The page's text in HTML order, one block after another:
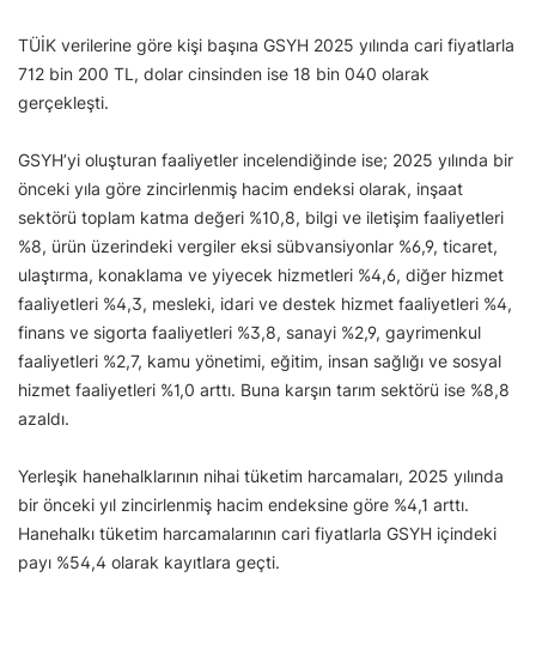
TÜİK verilerine göre kişi başına GSYH 2025 yılında cari fiyatlarla
712 bin 200 TL, dolar cinsinden ise 18 bin 040 olarak
gerçekleşti.
GSYH’yi oluşturan faaliyetler incelendiğinde ise; 2025 yılında bir
önceki yıla göre zincirlenmiş hacim endeksi olarak, inşaat
sektörü toplam katma değeri %10,8, bilgi ve iletişim faaliyetleri
%8, ürün üzerindeki vergiler eksi sübvansiyonlar %6,9, ticaret,
ulaştırma, konaklama ve yiyecek hizmetleri %4,6, diğer hizmet
faaliyetleri %4,3, mesleki, idari ve destek hizmet faaliyetleri %4,
finans ve sigorta faaliyetleri %3,8, sanayi %2,9, gayrimenkul
faaliyetleri %2,7, kamu yönetimi, eğitim, insan sağlığı ve sosyal
hizmet faaliyetleri %1,0 arttı. Buna karşın tarım sektörü ise %8,8
azaldı.
Yerleşik hanehalklarının nihai tüketim harcamaları, 2025 yılında
bir önceki yıl zincirlenmiş hacim endeksine göre %4,1 arttı.
Hanehalkı tüketim harcamalarının cari fiyatlarla GSYH içindeki
payı %54,4 olarak kayıtlara geçti.